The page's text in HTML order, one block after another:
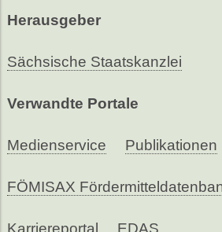
Herausgeber
Sächsische Staatskanzlei
Verwandte Portale
Medienservice Publikationen
FÖMISAX
Karriereportal EDAS